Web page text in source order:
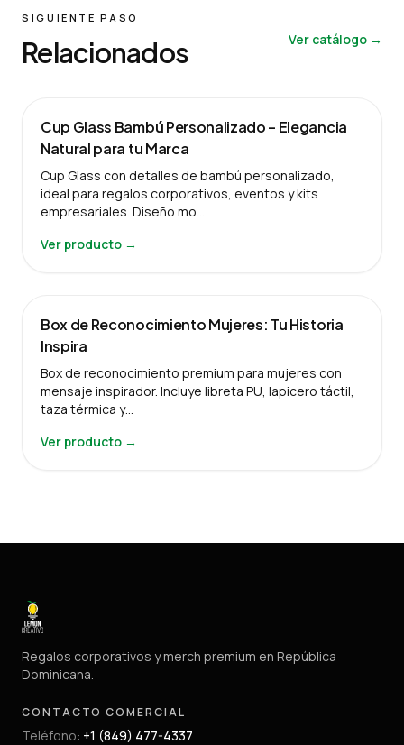
SIGUIENTE PASO
Relacionados Ver catálogo →
Cup Glass Bambú Personalizado – Elegancia
Natural para tu Marca
Cup Glass con detalles de bambú personalizado,
ideal para regalos corporativos, eventos y kits
empresariales. Diseño mo…
Ver producto →
Box de Reconocimiento Mujeres: Tu Historia
Inspira
Box de reconocimiento premium para mujeres con
mensaje inspirador. Incluye libreta PU, lapicero táctil,
taza térmica y…
Ver producto →
Regalos corporativos y merch premium en República
Dominicana.
CONTACTO COMERCIAL
Teléfono: +1 (849) 477-4337